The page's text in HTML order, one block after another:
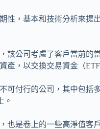
性，基本和技術分析來提
該公司考慮了客戶當前的
產，以交換交易資金（
可付行的公司，其中包括
。
也是卷上的一些高淨值客